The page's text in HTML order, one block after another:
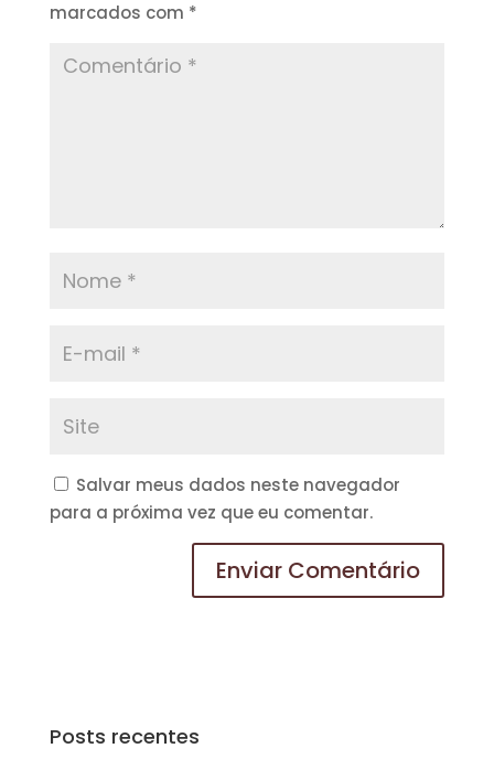
marcados com *
Salvar meus dados neste navegador
para a próxima vez que eu comentar.
Posts recentes